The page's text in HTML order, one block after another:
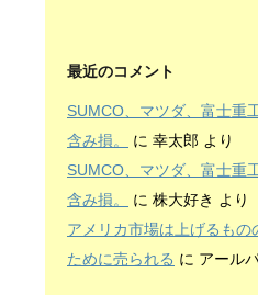
最近のコメント
SUMCO、マツダ、富士重
含み損。
に 幸太郎 より
SUMCO、マツダ、富士重
含み損。
に 株大好き より
アメリカ市場は上げるもの
ために売られる に アール